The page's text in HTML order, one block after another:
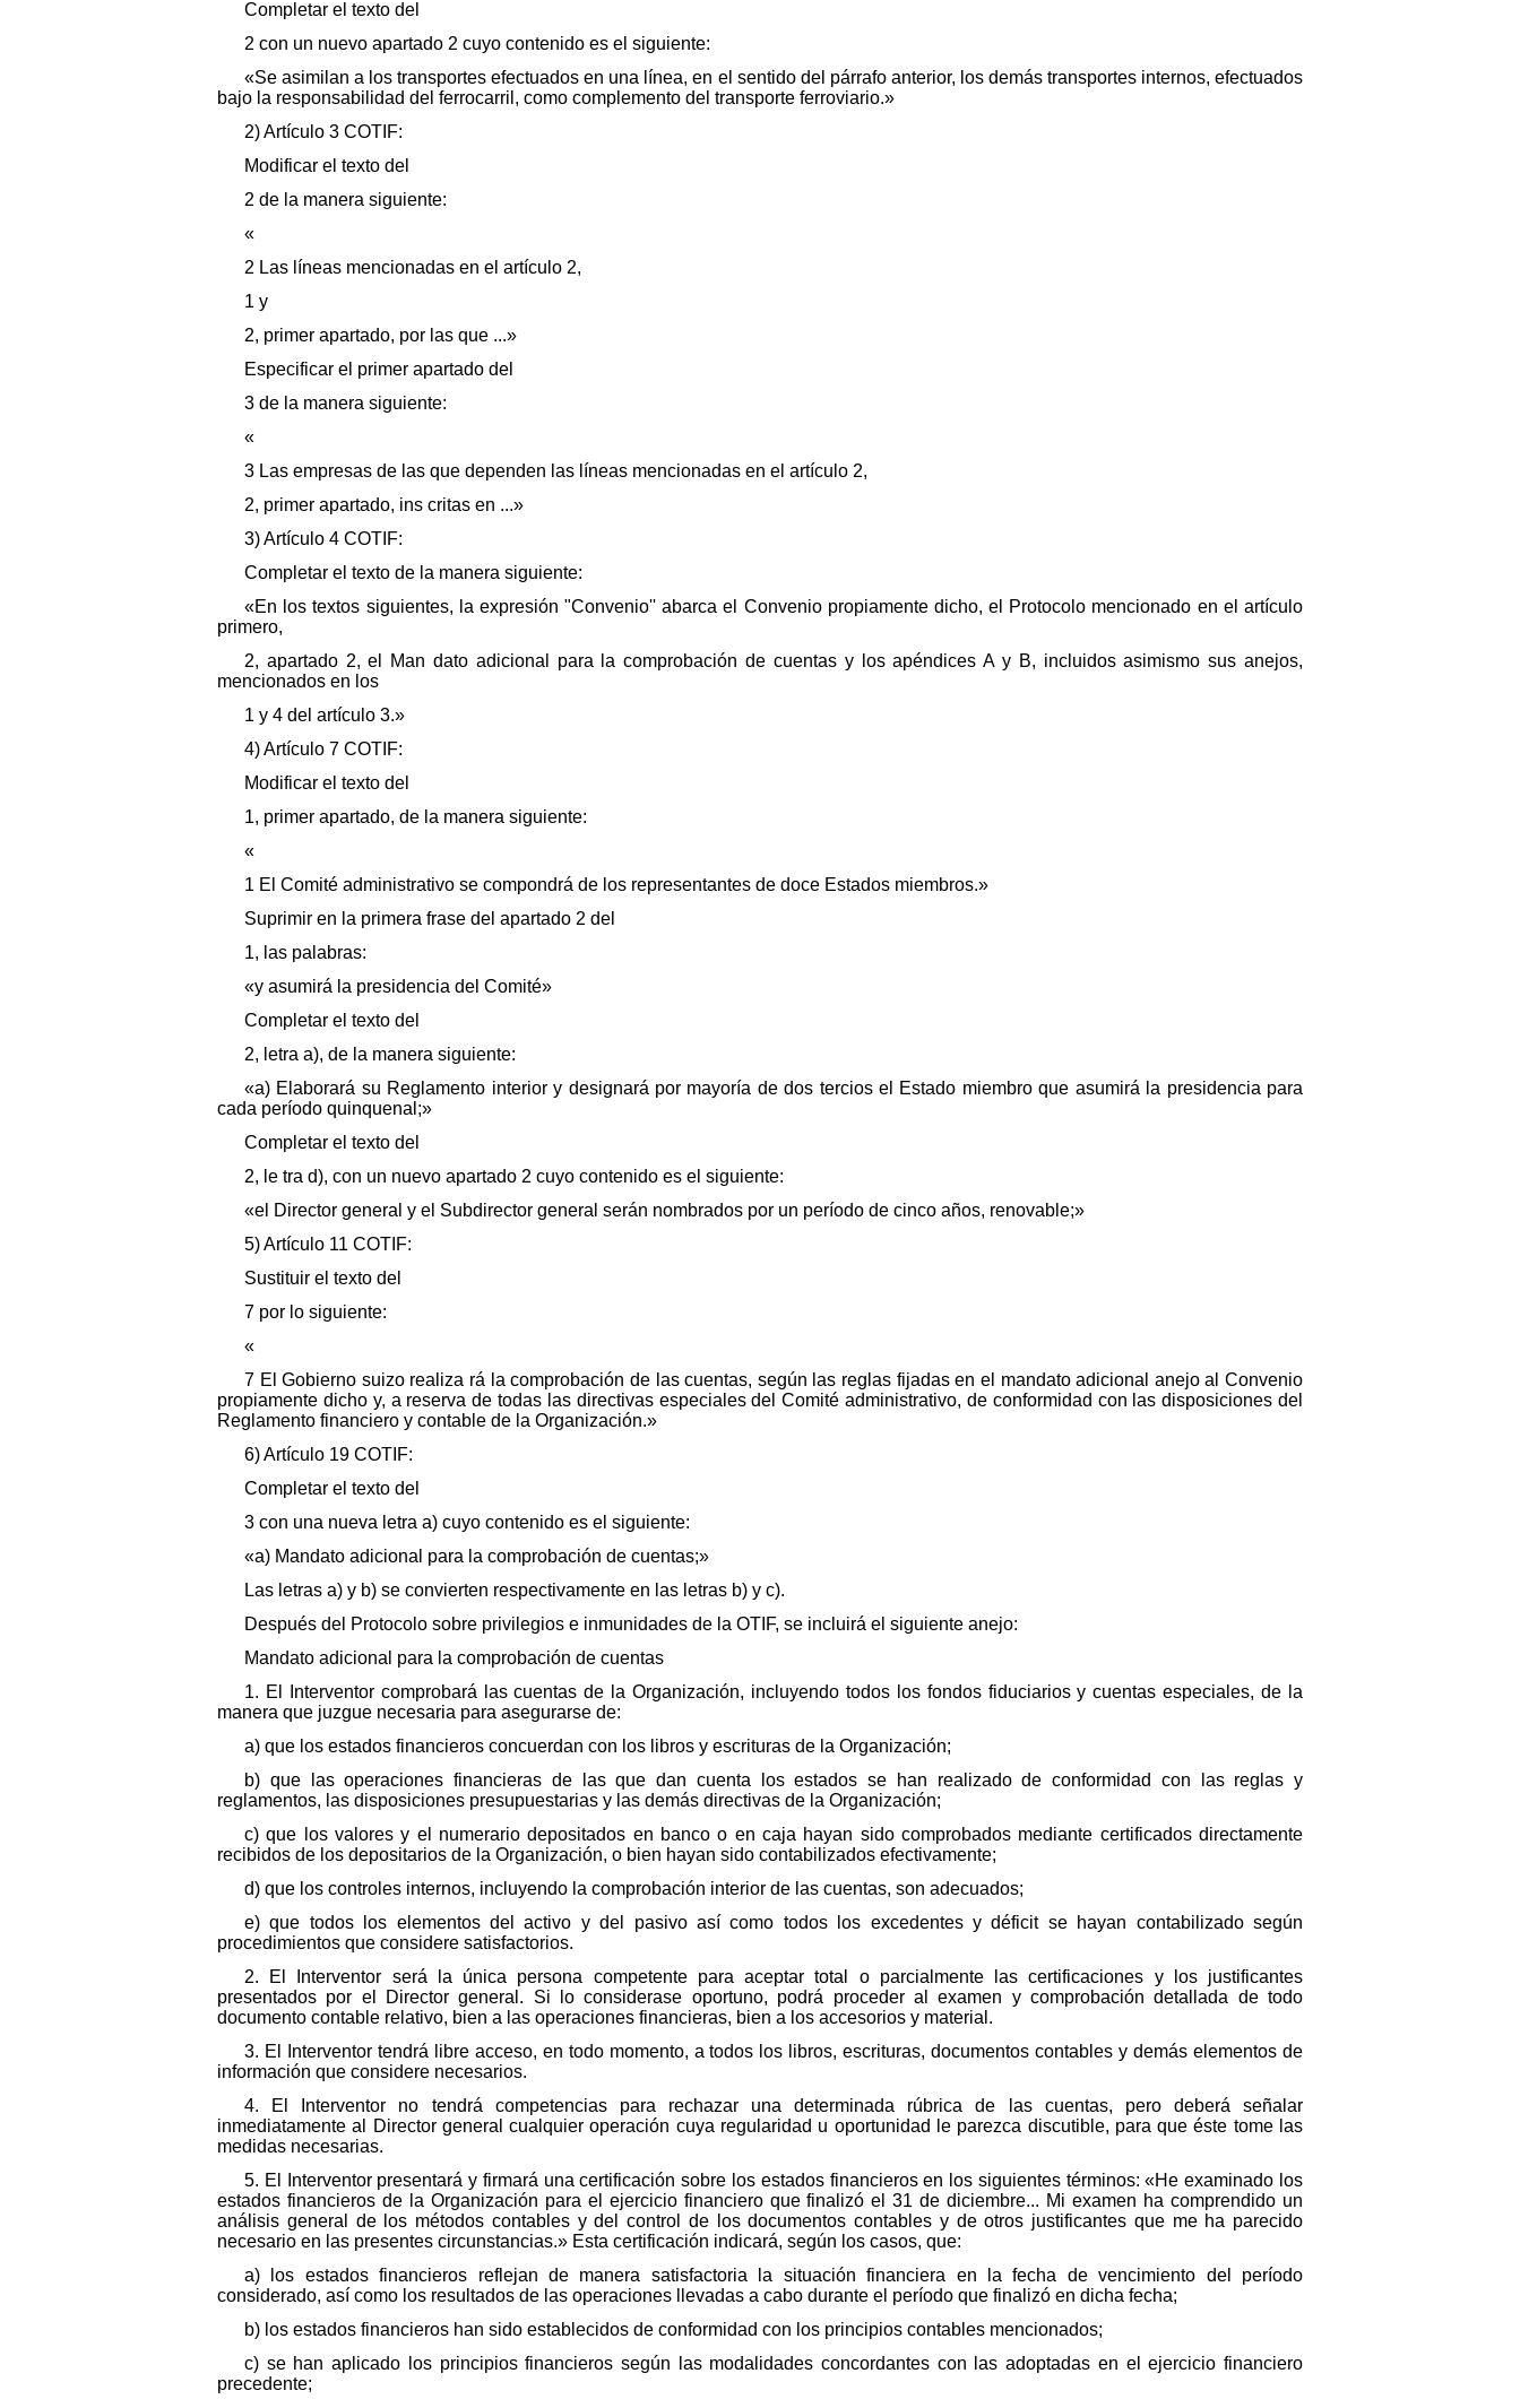
Completar el texto del
2 con un nuevo apartado 2 cuyo contenido es el siguiente:
«Se asimilan a los transportes efectuados en una línea, en el sentido del párrafo anterior, los demás transportes internos, efectuados
bajo la responsabilidad del ferrocarril, como complemento del transporte ferroviario.»
2) Artículo 3 COTIF:
Modificar el texto del
2 de la manera siguiente:
«
2 Las líneas mencionadas en el artículo 2,
1 y
2, primer apartado, por las que ...»
Especificar el primer apartado del
3 de la manera siguiente:
«
3 Las empresas de las que dependen las líneas mencionadas en el artículo 2,
2, primer apartado, ins critas en ...»
3) Artículo 4 COTIF:
Completar el texto de la manera siguiente:
«En los textos siguientes, la expresión "Convenio'' abarca el Convenio propiamente dicho, el Protocolo mencionado en el artículo
primero,
2, apartado 2, el Man dato adicional para la comprobación de cuentas y los apéndices A y B, incluidos asimismo sus anejos,
mencionados en los
1 y 4 del artículo 3.»
4) Artículo 7 COTIF:
Modificar el texto del
1, primer apartado, de la manera siguiente:
«
1 El Comité administrativo se compondrá de los representantes de doce Estados miembros.»
Suprimir en la primera frase del apartado 2 del
1, las palabras:
«y asumirá la presidencia del Comité»
Completar el texto del
2, letra a), de la manera siguiente:
«a) Elaborará su Reglamento interior y designará por mayoría de dos tercios el Estado miembro que asumirá la presidencia para
cada período quinquenal;»
Completar el texto del
2, le tra d), con un nuevo apartado 2 cuyo contenido es el siguiente:
«el Director general y el Subdirector general serán nombrados por un período de cinco años, renovable;»
5) Artículo 11 COTIF:
Sustituir el texto del
7 por lo siguiente:
«
7 El Gobierno suizo realiza rá la comprobación de las cuentas, según las reglas fijadas en el mandato adicional anejo al Convenio
propiamente dicho y, a reserva de todas las directivas especiales del Comité administrativo, de conformidad con las disposiciones del
Reglamento financiero y contable de la Organización.»
6) Artículo 19 COTIF:
Completar el texto del
3 con una nueva letra a) cuyo contenido es el siguiente:
«a) Mandato adicional para la comprobación de cuentas;»
Las letras a) y b) se convierten respectivamente en las letras b) y c).
Después del Protocolo sobre privilegios e inmunidades de la OTIF, se incluirá el siguiente anejo:
Mandato adicional para la comprobación de cuentas
1. El Interventor comprobará las cuentas de la Organización, incluyendo todos los fondos fiduciarios y cuentas especiales, de la
manera que juzgue necesaria para asegurarse de:
a) que los estados financieros concuerdan con los libros y escrituras de la Organización;
b) que las operaciones financieras de las que dan cuenta los estados se han realizado de conformidad con las reglas y
reglamentos, las disposiciones presupuestarias y las demás directivas de la Organización;
c) que los valores y el numerario depositados en banco o en caja hayan sido comprobados mediante certificados directamente
recibidos de los depositarios de la Organización, o bien hayan sido contabilizados efectivamente;
d) que los controles internos, incluyendo la comprobación interior de las cuentas, son adecuados;
e) que todos los elementos del activo y del pasivo así como todos los excedentes y déficit se hayan contabilizado según
procedimientos que considere satisfactorios.
2. El Interventor será la única persona competente para aceptar total o parcialmente las certificaciones y los justificantes
presentados por el Director general. Si lo considerase oportuno, podrá proceder al examen y comprobación detallada de todo
documento contable relativo, bien a las operaciones financieras, bien a los accesorios y material.
3. El Interventor tendrá libre acceso, en todo momento, a todos los libros, escrituras, documentos contables y demás elementos de
información que considere necesarios.
4. El Interventor no tendrá competencias para rechazar una determinada rúbrica de las cuentas, pero deberá señalar
inmediatamente al Director general cualquier operación cuya regularidad u oportunidad le parezca discutible, para que éste tome las
medidas necesarias.
5. El Interventor presentará y firmará una certificación sobre los estados financieros en los siguientes términos: «He examinado los
estados financieros de la Organización para el ejercicio financiero que finalizó el 31 de diciembre... Mi examen ha comprendido un
análisis general de los métodos contables y del control de los documentos contables y de otros justificantes que me ha parecido
necesario en las presentes circunstancias.» Esta certificación indicará, según los casos, que:
a) los estados financieros reflejan de manera satisfactoria la situación financiera en la fecha de vencimiento del período
considerado, así como los resultados de las operaciones llevadas a cabo durante el período que finalizó en dicha fecha;
b) los estados financieros han sido establecidos de conformidad con los principios contables mencionados;
c) se han aplicado los principios financieros según las modalidades concordantes con las adoptadas en el ejercicio financiero
precedente;